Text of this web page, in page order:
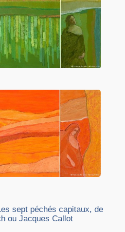
sept péchés capitaux, de
ou Jacques Callot